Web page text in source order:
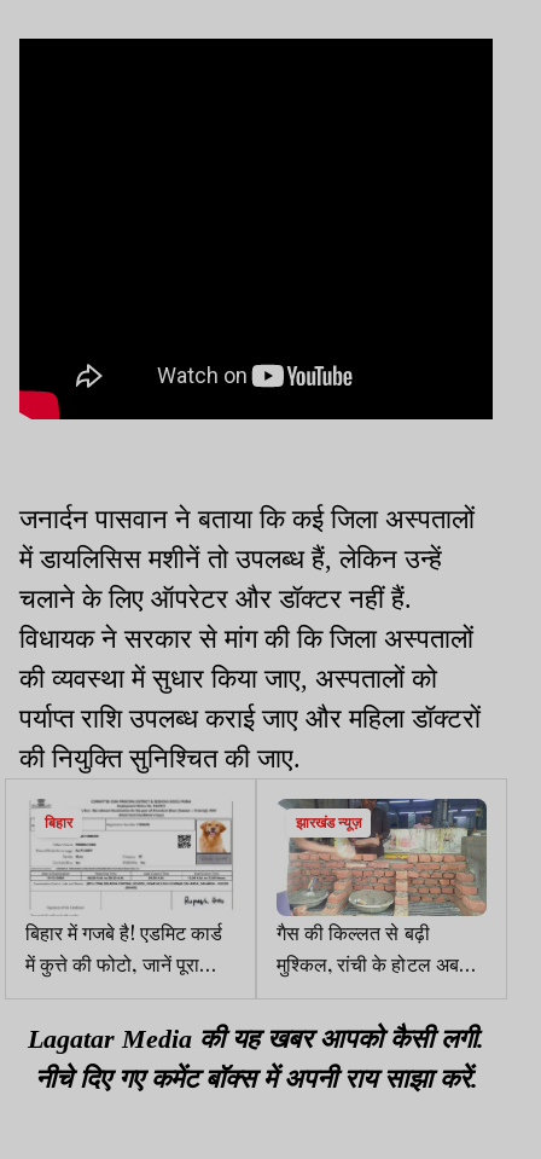
जनार्दन पासवान ने बताया कि कई जिला अस्पतालों
में डायलिसिस मशीनें तो उपलब्ध हैं, लेकिन उन्हें
चलाने के लिए ऑपरेटर और डॉक्टर नहीं हैं.
विधायक ने सरकार से मांग की कि जिला अस्पतालों
की व्यवस्था में सुधार किया जाए, अस्पतालों को
पर्याप्त राशि उपलब्ध कराई जाए और महिला डॉक्टरों
की नियुक्ति सुनिश्चित की जाए.
बिहार
बिहार में गजबे है! एडमिट कार्ड
में कुत्ते की फोटो, जानें पूरा
मामला
झारखंड न्यूज़
गैस की किल्लत से बढ़ी
मुश्किल, रांची के होटल अब
परोसेंगे चूल्हे पर बनी डिश
Lagatar Media की यह खबर आपको कैसी लगी.
नीचे दिए गए कमेंट बॉक्स में अपनी राय साझा करें.